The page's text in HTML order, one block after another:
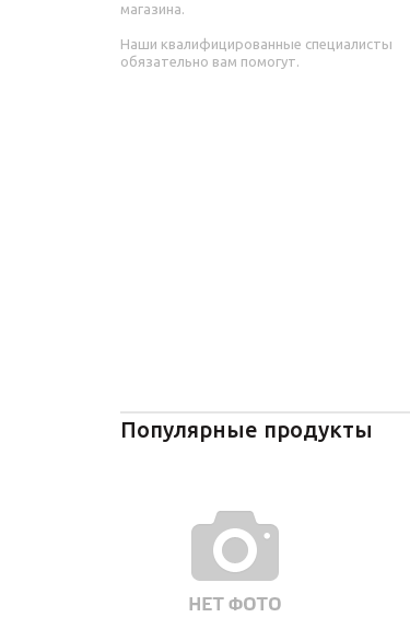
магазина.
Наши квалифицированные специалисты
обязательно вам помогут.
Популярные продукты